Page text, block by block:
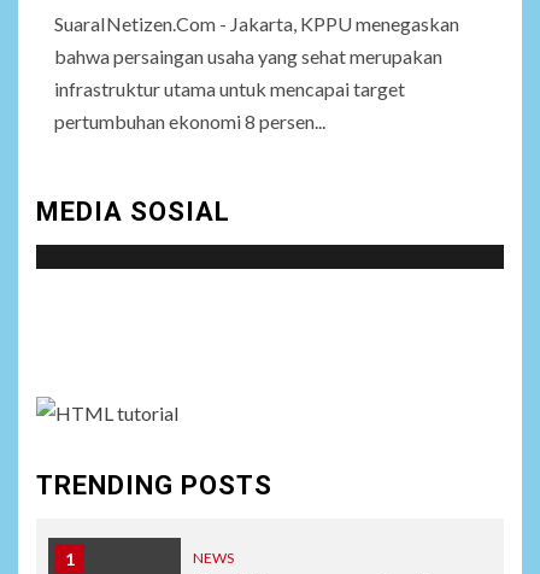
SuaraINetizen.Com - Jakarta, KPPU menegaskan
bahwa persaingan usaha yang sehat merupakan
infrastruktur utama untuk mencapai target
pertumbuhan ekonomi 8 persen...
MEDIA SOSIAL
TRENDING POSTS
1 NEWS